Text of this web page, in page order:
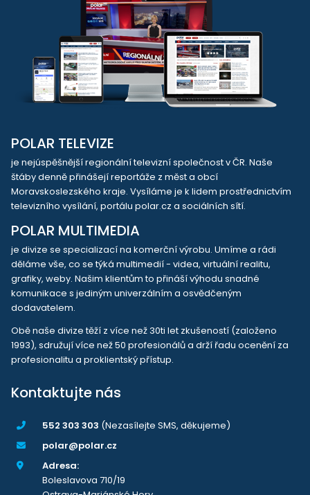
POLAR TELEVIZE
je nejúspěšnější regionální televizní společnost v ČR. Naše
štáby denně přinášejí reportáže z měst a obcí
Moravskoslezského kraje. Vysíláme je k lidem prostřednictvím
televizního vysílání, portálu polar.cz a sociálních sítí.
POLAR MULTIMEDIA
je divize se specializací na komerční výrobu. Umíme a rádi
děláme vše, co se týká multimedií - videa, virtuální realitu,
grafiky, weby. Našim klientům to přináší výhodu snadné
komunikace s jediným univerzálním a osvědčeným
dodavatelem.
Obě naše divize těží z více než 30ti let zkušeností (založeno
1993), sdružují více než 50 profesionálů a drží řadu ocenění za
profesionalitu a proklientský přístup.
Kontaktujte nás
552 303 303 (Nezasílejte SMS, děkujeme)
polar@polar.cz
Adresa:
Boleslavova 710/19